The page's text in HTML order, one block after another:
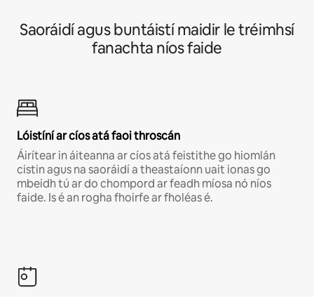
Saoráidí agus buntáistí maidir le tréimhsí
fanachta níos faide
Lóistíní ar cíos atá faoi throscán
Áirítear in áiteanna ar cíos atá feistithe go hiomlán
cistin agus na saoráidí a theastaíonn uait ionas go
mbeidh tú ar do chompord ar feadh míosa nó níos
faide. Is é an rogha fhoirfe ar fholéas é.